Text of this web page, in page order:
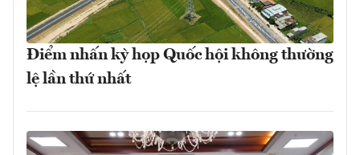
Điểm nhấn kỳ họp Quốc hội không thường
lệ lần thứ nhất